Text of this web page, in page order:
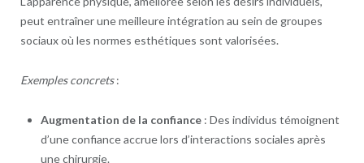
peut entraîner une meilleure intégration au sein de groupes
sociaux où les normes esthétiques sont valorisées.
Exemples concrets:
Augmentation de la confiance: Des individus témoignent
d’une confiance accrue lors d’interactions sociales après
une chirurgie.